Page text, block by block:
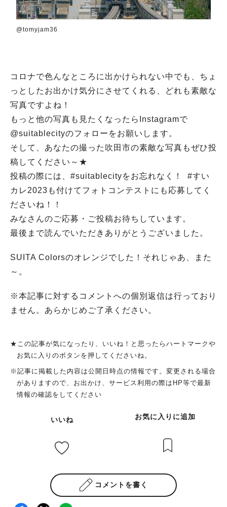
@tomyjam36
コロナで色んなところに出かけられない中でも、ちょ
っとしたお出かけ気分にさせてくれる、どれも素敵な
写真ですよね！
もっと他の写真も見たくなったらInstagramで
@suitablecityのフォローをお願いします。
そして、あなたの撮った吹田市の素敵な写真もぜひ投
稿してください～★
投稿の際には、#suitablecityをお忘れなく！ #すい
カレ2023も付けてフォトコンテストにも応募してく
ださいね！！
みなさんのご応募・ご投稿お待ちしています。
最後まで読んでいただきありがとうございました。
SUITA Colorsのオレンジでした！それじゃあ、また
～。
※本記事に対するコメントへの個別返信は行っており
ません。あらかじめご了承ください。
★この記事が気になったり、いいね！と思ったらハートマークや
お気に入りのボタンを押してくださいね。
※記事に掲載した内容は公開日時点の情報です。変更される場合
がありますので、お出かけ、サービス利用の際はHP等で最新
情報の確認をしてください
いいね お気に入りに追加
コメントを書く
#教えたい／教えて投稿記事 #大阪学院大 商品開発プロジェクト
#あなたはどっち？